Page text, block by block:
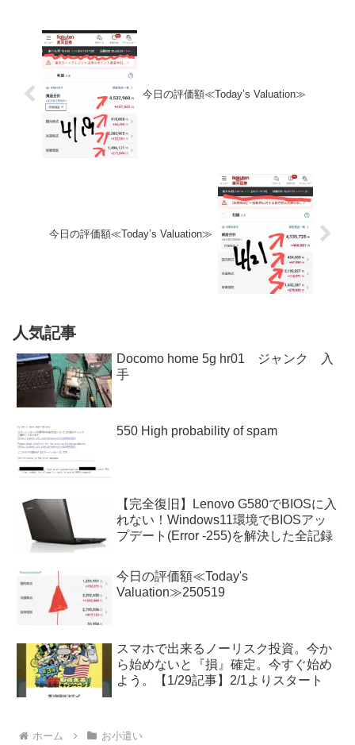
今日の評価額≪Today’s Valuation≫
今日の評価額≪Today’s Valuation≫
人気記事
Docomo home 5g hr01 ジャンク 入
手
550 High probability of spam
【完全復旧】Lenovo G580でBIOSに入
れない！Windows11環境でBIOSアッ
プデート(Error -255)を解決した全記録
今日の評価額≪Today's
Valuation≫250519
スマホで出来るノーリスク投資。今か
ら始めないと『損』確定。今すぐ始め
よう。【1/29記事】2/1よりスタート
ホーム お小遣い